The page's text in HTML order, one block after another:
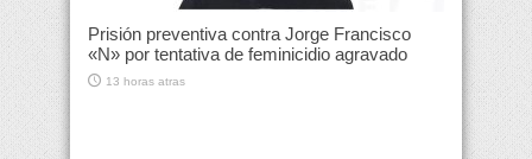
Prisión preventiva contra Jorge Francisco
«N» por tentativa de feminicidio agravado
13 horas atras